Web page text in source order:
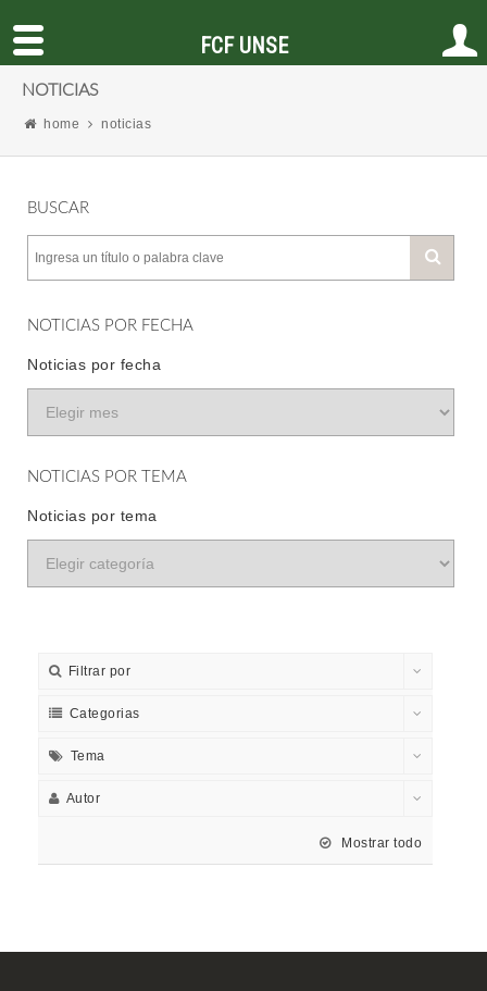
NOTICIAS
home noticias
BUSCAR
NOTICIAS POR FECHA
Noticias por fecha
NOTICIAS POR TEMA
Noticias por tema
Filtrar por
Categorias
Tema
Autor
Mostrar todo
FCF UNSE